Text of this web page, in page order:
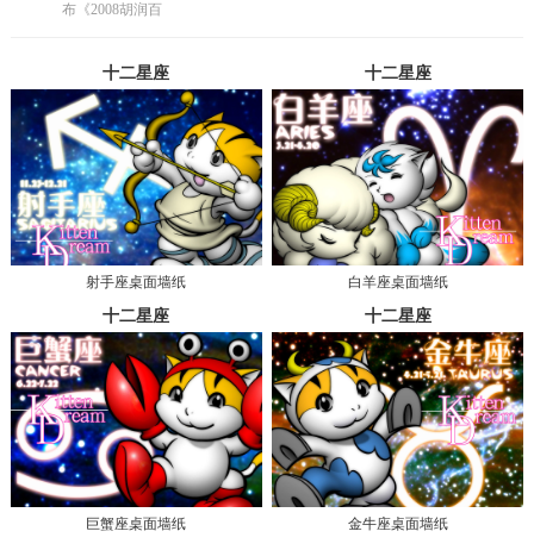
布《2008胡润百
十二星座
射手座桌面墙纸
十二星座
白羊座桌面墙纸
十二星座
巨蟹座桌面墙纸
十二星座
金牛座桌面墙纸